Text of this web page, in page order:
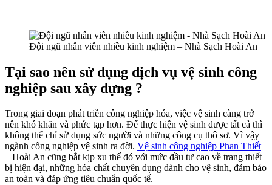
Đội ngũ nhân viên nhiều kinh nghiệm – Nhà Sạch Hoài An
Tại sao nên sử dụng dịch vụ vệ sinh công
nghiệp sau xây dựng ?
Trong giai đoạn phát triễn công nghiệp hóa, việc vệ sinh càng trở
nên khó khăn và phức tạp hơn. Để thực hiện vệ sinh được tất cả thì
không thể chỉ sử dụng sức người và những công cụ thô sơ. Vì vậy
ngành công nghiệp vệ sinh ra đời. Vệ sinh công nghiệp Phan Thiết
– Hoài An cũng bắt kịp xu thế đó với mức đầu tư cao về trang thiết
bị hiện đại, những hóa chất chuyên dụng dành cho vệ sinh, đảm bảo
an toàn và đáp ứng tiêu chuẩn quốc tế.